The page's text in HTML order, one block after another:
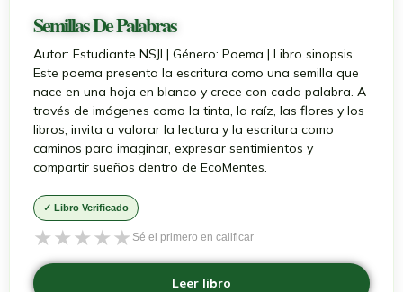
Semillas De Palabras
Autor: Estudiante NSJI | Género: Poema | Libro sinopsis...
Este poema presenta la escritura como una semilla que
nace en una hoja en blanco y crece con cada palabra. A
través de imágenes como la tinta, la raíz, las flores y los
libros, invita a valorar la lectura y la escritura como
caminos para imaginar, expresar sentimientos y
compartir sueños dentro de EcoMentes.
✓ Libro Verificado
★★★★★ Sé el primero en calificar
Leer libro